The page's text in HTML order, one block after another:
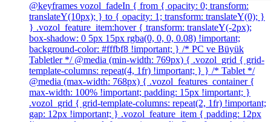
@keyframes vozol_fadeIn { from { opacity: 0; transform:
translateY(10px); } to { opacity: 1; transform: translateY(0); }
} .vozol_feature_item:hover { transform: translateY(-2px);
box-shadow: 0 5px 15px rgba(0, 0, 0, 0.08) !important;
background-color: #fffbf8 !important; } /* PC ve Büyük
Tabletler */ @media (min-width: 769px) { .vozol_grid { grid-
template-columns: repeat(4, 1fr) !important; } } /* Tablet */
@media (max-width: 768px) { .vozol_features_container {
max-width: 100% !important; padding: 15px !important; }
.vozol_grid { grid-template-columns: repeat(2, 1fr) !important;
gap: 12px !important; } .vozol_feature_item { padding: 12px